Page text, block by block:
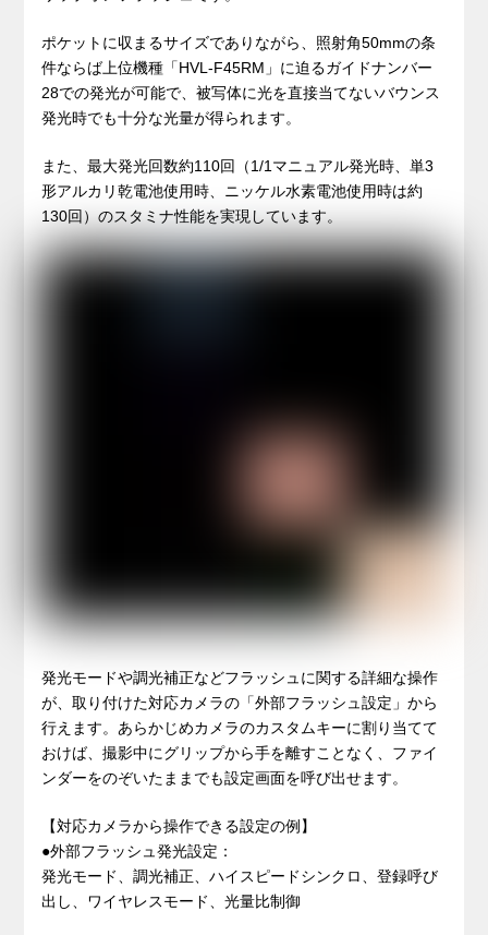
ポケットに収まるサイズでありながら、照射角50mmの条
件ならば上位機種「HVL-F45RM」に迫るガイドナンバー
28での発光が可能で、被写体に光を直接当てないバウンス
発光時でも十分な光量が得られます。
また、最大発光回数約110回（1/1マニュアル発光時、単3
形アルカリ乾電池使用時、ニッケル水素電池使用時は約
130回）のスタミナ性能を実現しています。
発光モードや調光補正などフラッシュに関する詳細な操作
が、取り付けた対応カメラの「外部フラッシュ設定」から
行えます。あらかじめカメラのカスタムキーに割り当てて
おけば、撮影中にグリップから手を離すことなく、ファイ
ンダーをのぞいたままでも設定画面を呼び出せます。
【対応カメラから操作できる設定の例】
●外部フラッシュ発光設定：
発光モード、調光補正、ハイスピードシンクロ、登録呼び
出し、ワイヤレスモード、光量比制御